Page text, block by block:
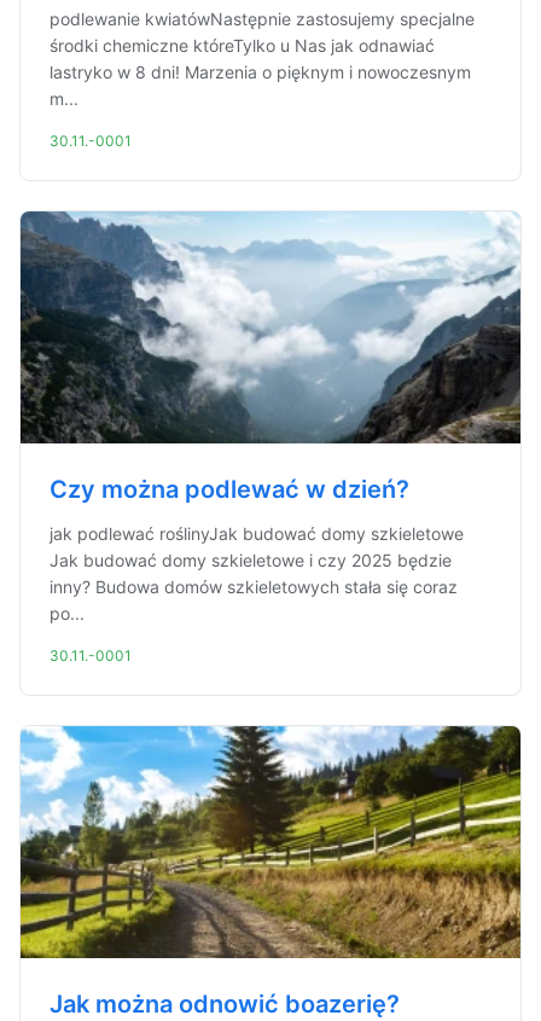
podlewanie kwiatówNastępnie zastosujemy specjalne
środki chemiczne któreTylko u Nas jak odnawiać
lastryko w 8 dni! Marzenia o pięknym i nowoczesnym
m...
30.11.-0001
Czy można podlewać w dzień?
jak podlewać roślinyJak budować domy szkieletowe
Jak budować domy szkieletowe i czy 2025 będzie
inny? Budowa domów szkieletowych stała się coraz
po...
30.11.-0001
Jak można odnowić boazerię?